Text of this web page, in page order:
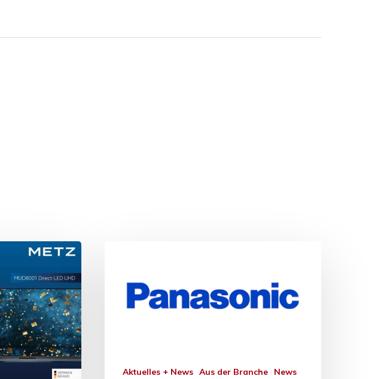
Aktuelles + News Aus der Branche News